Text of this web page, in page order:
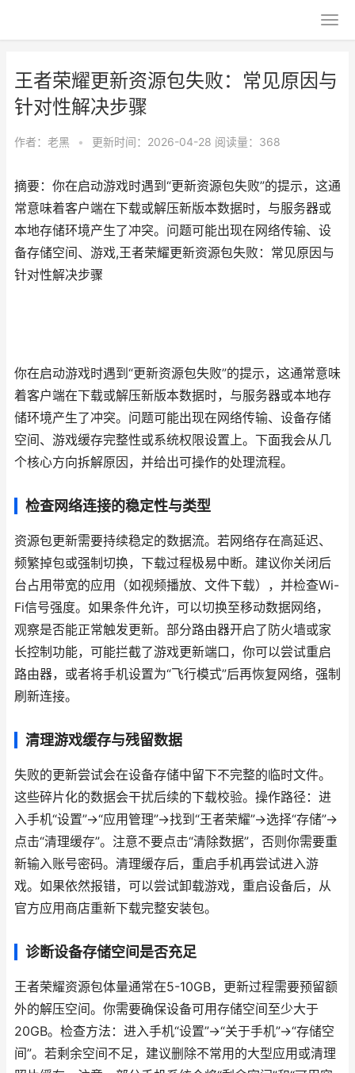
王者荣耀更新资源包失败：常见原因与
针对性解决步骤
作者： 老黑 • 更新时间：2026-04-28 阅读量：368
摘要：你在启动游戏时遇到“更新资源包失败”的提示，这通
常意味着客户端在下载或解压新版本数据时，与服务器或
本地存储环境产生了冲突。问题可能出现在网络传输、设
备存储空间、游戏,王者荣耀更新资源包失败：常见原因与
针对性解决步骤
你在启动游戏时遇到“更新资源包失败”的提示，这通常意味
着客户端在下载或解压新版本数据时，与服务器或本地存
储环境产生了冲突。问题可能出现在网络传输、设备存储
空间、游戏缓存完整性或系统权限设置上。下面我会从几
个核心方向拆解原因，并给出可操作的处理流程。
检查网络连接的稳定性与类型
资源包更新需要持续稳定的数据流。若网络存在高延迟、
频繁掉包或强制切换，下载过程极易中断。建议你关闭后
台占用带宽的应用（如视频播放、文件下载），并检查Wi-
Fi信号强度。如果条件允许，可以切换至移动数据网络，
观察是否能正常触发更新。部分路由器开启了防火墙或家
长控制功能，可能拦截了游戏更新端口，你可以尝试重启
路由器，或者将手机设置为“飞行模式”后再恢复网络，强制
刷新连接。
清理游戏缓存与残留数据
失败的更新尝试会在设备存储中留下不完整的临时文件。
这些碎片化的数据会干扰后续的下载校验。操作路径：进
入手机“设置”->“应用管理”->找到“王者荣耀”->选择“存储”->
点击“清理缓存”。注意不要点击“清除数据”，否则你需要重
新输入账号密码。清理缓存后，重启手机再尝试进入游
戏。如果依然报错，可以尝试卸载游戏，重启设备后，从
官方应用商店重新下载完整安装包。
诊断设备存储空间是否充足
王者荣耀资源包体量通常在5-10GB，更新过程需要预留额
外的解压空间。你需要确保设备可用存储空间至少大于
20GB。检查方法：进入手机“设置”->“关于手机”->“存储空
间”。若剩余空间不足，建议删除不常用的大型应用或清理